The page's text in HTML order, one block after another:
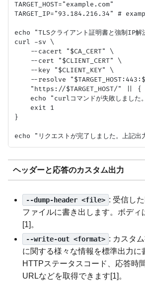
TARGET_HOST="example.com"
TARGET_IP="93.184.216.34" #
echo "TLSクライアント証明書と強制IP
curl -sv \
    --cacert "$CA_CERT" \
    --cert "$CLIENT_CERT" \
    --key "$CLIENT_KEY" \
--resolve
    "https://$TARGET_HOST/" || {
echo "curlコマンドが失敗しました
    exit 1
}
ヘッダーと応答のカスタム出力
--dump-header <file> : 受信し
ファイルに書き出します。ボディ
[1]。
--write-out <format> : カスタ
に関する様々な情報を標準出力に
HTTPステータスコード、応答時
URLなどを取得できます[1]。